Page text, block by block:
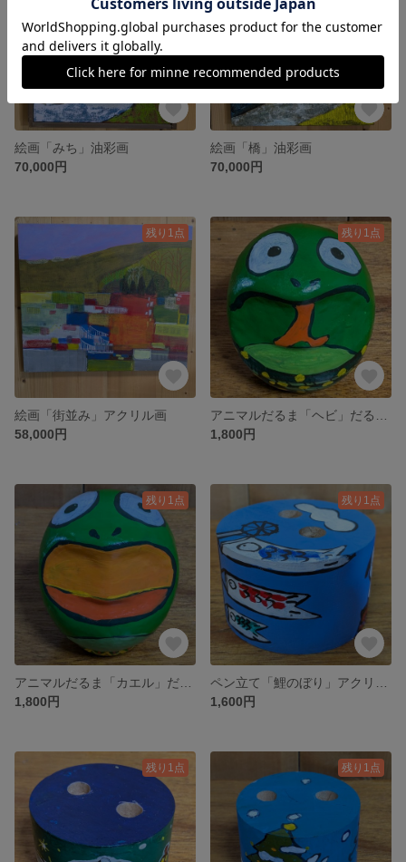
絵画「みち」油彩画
70,000円
絵画「橋」油彩画
70,000円
残り1点
絵画「街並み」アクリル画
58,000円
残り1点
1,800円
残り1点
1,800円
残り1点
1,600円
残り1点 残り1点